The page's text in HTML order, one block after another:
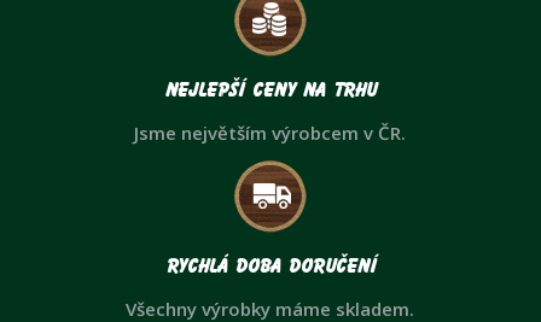
Nejlepší ceny na trhu
Jsme největším výrobcem v ČR.
Rychlá doba doručení
Všechny výrobky máme skladem.